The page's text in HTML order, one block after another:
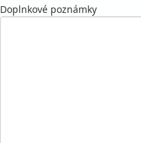
Doplnkové poznámky